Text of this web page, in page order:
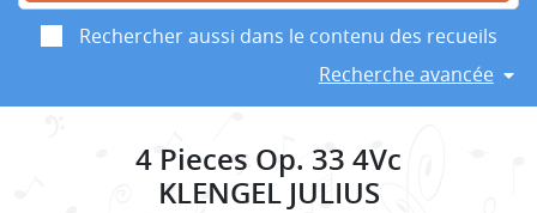
Rechercher aussi dans le contenu des recueils
Recherche avancée
4 Pieces Op. 33 4Vc
KLENGEL JULIUS